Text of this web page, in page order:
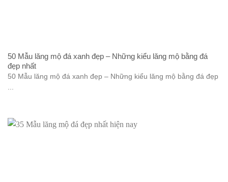
50 Mẫu lăng mộ đá xanh đẹp – Những kiểu lăng mộ bằng đá
đẹp nhất
50 Mẫu lăng mộ đá xanh đẹp – Những kiểu lăng mộ bằng đá đẹp
...